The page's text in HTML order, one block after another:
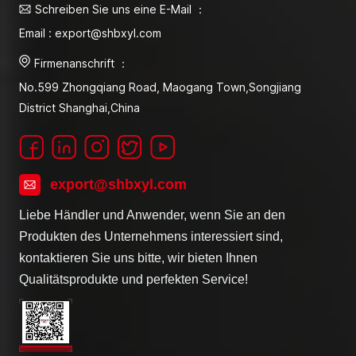
Schreiben Sie uns eine E-Mail ：
Email : export@shbxyl.com
Firmenanschrift ：
No.599 Zhongqiang Road, Maogang Town,Songjiang
District Shanghai,China
export@shbxyl.com
Liebe Händler und Anwender, wenn Sie an den
Produkten des Unternehmens interessiert sind,
kontaktieren Sie uns bitte, wir bieten Ihnen
Qualitätsprodukte und perfekten Service!